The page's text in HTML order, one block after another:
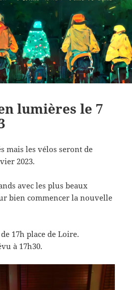
lumières le 7
mais les vélos seront de
2023.
avec les plus beaux
bien commencer la nouvelle
17h place de Loire.
à 17h30.